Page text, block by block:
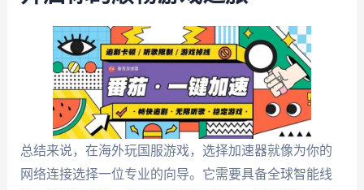
总结来说，在海外玩国服游戏，选择加速器就像为你的
网络连接选择一位专业的向导。它需要具备全球智能线